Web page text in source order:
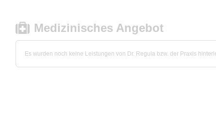
Medizinisches Angebot
Es wurden noch keine Leistungen von Dr. Regula bzw. der Praxis